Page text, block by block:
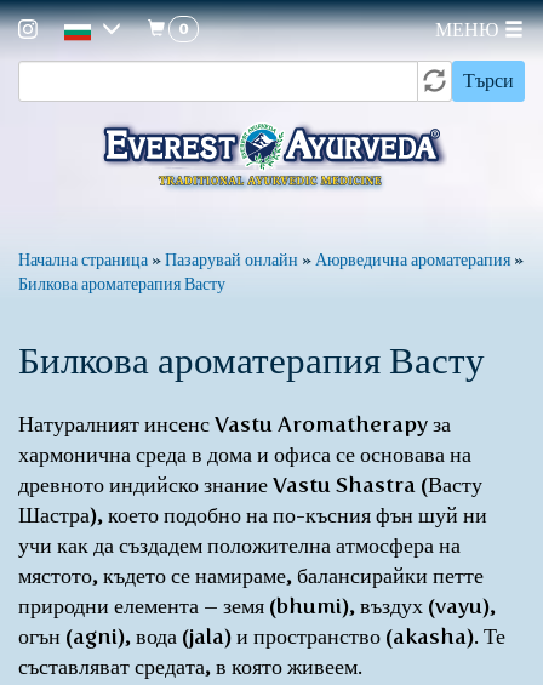
към
за
търсене
Търси
0 МЕНЮ
Вие
сте
Начална страница »Пазарувай онлайн » Аюрведична ароматерапия »
Билкова ароматерапия Васту
Билкова ароматерапия Васту
Натуралният инсенс Vastu Aromatherapy за
хармонична среда в дома и офиса се основава на
древното индийско знание Vastu Shastra (Васту
Шастра), което подобно на по-късния фън шуй ни
учи как да създадем положителна атмосфера на
мястото, където се намираме, балансирайки петте
природни елемента – земя (bhumi), въздух (vayu),
огън (agni), вода (jala) и пространство (akasha). Те
съставляват средата, в която живеем.